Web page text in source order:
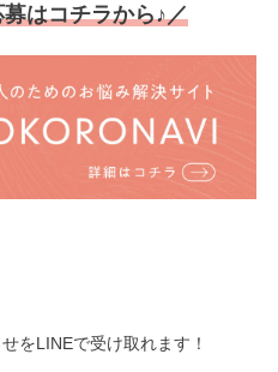
はコチラから♪／
をLINEで受け取れます！